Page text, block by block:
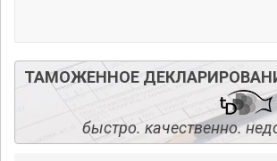
ТАМОЖЕННОЕ
быстро. качественно.